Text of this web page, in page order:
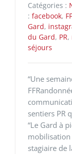
Catégories :
: facebook,
Gard,
du Gard, PR,
séjours
“Une
sentiers PR
“Le Gard à
mobilisation
stagiaire de